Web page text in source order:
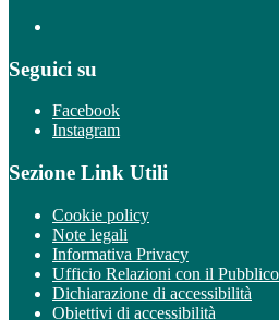
Seguici su
Facebook
Instagram
Sezione Link Utili
Cookie policy
Note legali
Informativa Privacy
Ufficio Relazioni con il Pubblico
Dichiarazione di accessibilità
Obiettivi di accessibilità